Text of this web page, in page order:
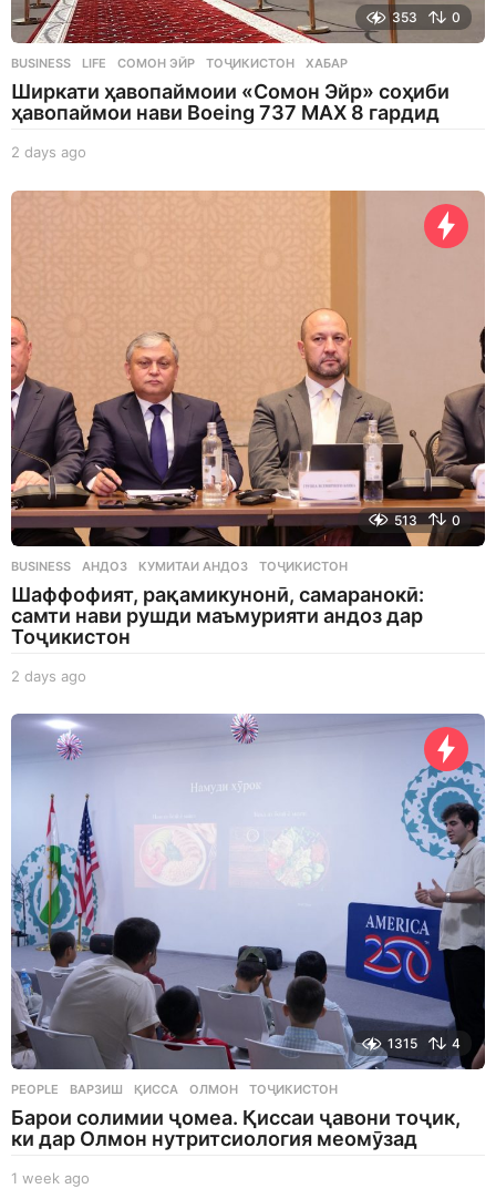
353 0
BUSINESS ,LIFE СОМОН ЭЙР ,ТОҶИКИСТОН ,ХАБАР
Ширкати ҳавопаймоии «Сомон Эйр» соҳиби
ҳавопаймои нави Boeing 737 MAX 8 гардид
2 days ago
a
513 0
BUSINESS АНДОЗ ,КУМИТАИ АНДОЗ ,ТОҶИКИСТОН
Шаффофият, рақамикунонӣ, самаранокӣ:
самти нави рушди маъмурияти андоз дар
Тоҷикистон
2 days ago
a
g
o
1315 4
PEOPLE ВАРЗИШ ,ҚИССА ,ОЛМОН ,ТОҶИКИСТОН
Барои солимии ҷомеа. Қиссаи ҷавони тоҷик,
ки дар Олмон нутритсиология меомӯзад
1 week ago